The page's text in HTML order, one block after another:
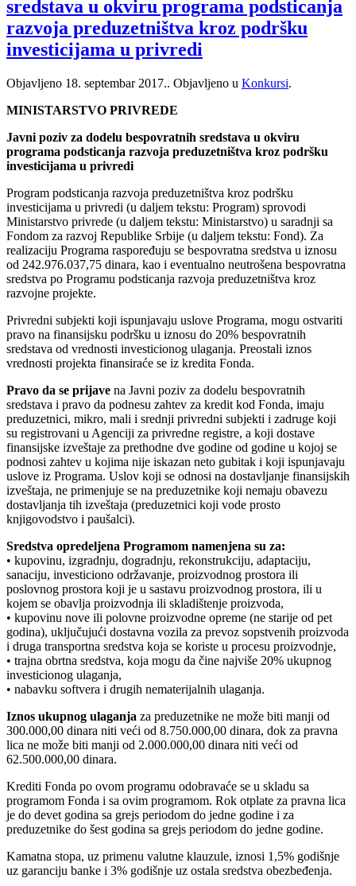
sredstava u okviru programa podsticanja
razvoja preduzetništva kroz podršku
investicijama u privredi
Objavljeno 18. septembar 2017.. Objavljeno u Konkursi.
MINISTARSTVO PRIVREDE
Javni poziv za dodelu bespovratnih sredstava u okviru
programa podsticanja razvoja preduzetništva kroz podršku
investicijama u privredi
Program podsticanja razvoja preduzetništva kroz podršku
investicijama u privredi (u daljem tekstu: Program) sprovodi
Ministarstvo privrede (u daljem tekstu: Ministarstvo) u saradnji sa
Fondom za razvoj Republike Srbije (u daljem tekstu: Fond). Za
realizaciju Programa raspoređuju se bespovratna sredstva u iznosu
od 242.976.037,75 dinara, kao i eventualno neutrošena bespovratna
sredstva po Programu podsticanja razvoja preduzetništva kroz
razvojne projekte.
Privredni subjekti koji ispunjavaju uslove Programa, mogu ostvariti
pravo na finansijsku podršku u iznosu do 20% bespovratnih
sredstava od vrednosti investicionog ulaganja. Preostali iznos
vrednosti projekta finansiraće se iz kredita Fonda.
Pravo da se prijave na Javni poziv za dodelu bespovratnih
sredstava i pravo da podnesu zahtev za kredit kod Fonda, imaju
preduzetnici, mikro, mali i srednji privredni subjekti i zadruge koji
su registrovani u Agenciji za privredne registre, a koji dostave
finansijske izveštaje za prethodne dve godine od godine u kojoj se
podnosi zahtev u kojima nije iskazan neto gubitak i koji ispunjavaju
uslove iz Programa. Uslov koji se odnosi na dostavljanje finansijskih
izveštaja, ne primenjuje se na preduzetnike koji nemaju obavezu
dostavljanja tih izveštaja (preduzetnici koji vode prosto
knjigovodstvo i paušalci).
Sredstva opredeljena Programom namenjena su za:
• kupovinu, izgradnju, dogradnju, rekonstrukciju, adaptaciju,
sanaciju, investiciono održavanje, proizvodnog prostora ili
poslovnog prostora koji je u sastavu proizvodnog prostora, ili u
kojem se obavlja proizvodnja ili skladištenje proizvoda,
• kupovinu nove ili polovne proizvodne opreme (ne starije od pet
godina), uključujući dostavna vozila za prevoz sopstvenih proizvoda
i druga transportna sredstva koja se koriste u procesu proizvodnje,
• trajna obrtna sredstva, koja mogu da čine najviše 20% ukupnog
investicionog ulaganja,
• nabavku softvera i drugih nematerijalnih ulaganja.
Iznos ukupnog ulaganja za preduzetnike ne može biti manji od
300.000,00 dinara niti veći od 8.750.000,00 dinara, dok za pravna
lica ne može biti manji od 2.000.000,00 dinara niti veći od
62.500.000,00 dinara.
Krediti Fonda po ovom programu odobravaće se u skladu sa
programom Fonda i sa ovim programom. Rok otplate za pravna lica
je do devet godina sa grejs periodom do jedne godine i za
preduzetnike do šest godina sa grejs periodom do jedne godine.
Kamatna stopa, uz primenu valutne klauzule, iznosi 1,5% godišnje
uz garanciju banke i 3% godišnje uz ostala sredstva obezbeđenja.